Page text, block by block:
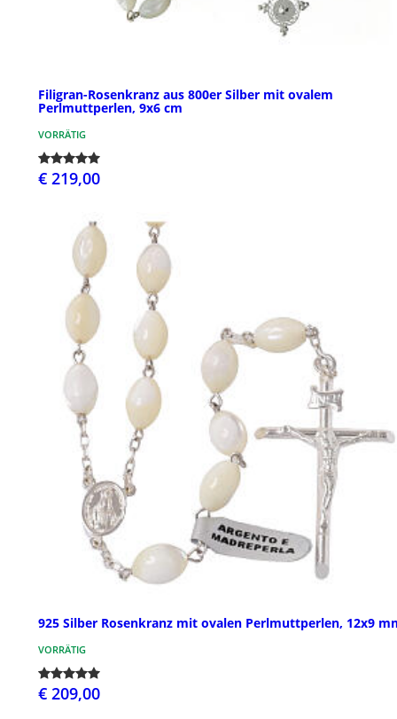
Filigran-Rosenkranz aus 800er Silber mit ovalem
Perlmuttperlen, 9x6 cm
VORRÄTIG
€ 219,00
925 Silber Rosenkranz mit ovalen Perlmuttperlen, 12x9
VORRÄTIG
€ 209,00